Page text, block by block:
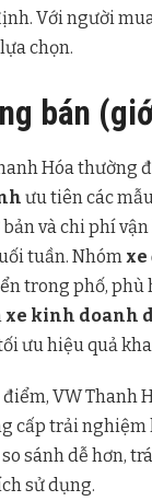
Với người
chọn.
bán
Hóa thường
ưu tiên các
và chi phí
tuần. Nhómxe
trong phố,
xe kinh doanh
ưu hiệu quả
VW Thanh
cấp trải nghiệm
sánh dễ hơn,
sử dụng.